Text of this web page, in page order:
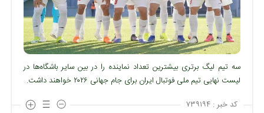
سه تیم لیگ برتری بیشترین تعداد نماینده را در بین سایر باشگاه‌ها در
لیست نهایی تیم ملی فوتبال ایران برای جام جهانی ۲۰۲۶ خواهند داشت.
کد خبر : ۷۳۹۱۹۴